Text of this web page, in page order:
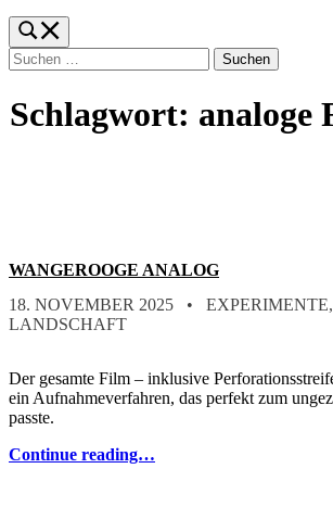
search
form
modal
Suchen
nach:
Schlagwort: analoge
WANGEROOGE ANALOG
POSTED ON:
18. NOVEMBER 2025 WRITTEN BY:
STEFAN
CATEGORIZED IN:
EXPERIMENTE,
LANDSCHAFT
Der gesamte Film – inklusive
ein Aufnahmeverfahren, das perfekt zum
passte.
Continue reading…